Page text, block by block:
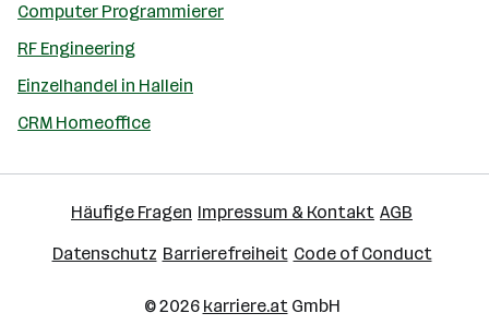
Computer Programmierer
RF Engineering
Einzelhandel in Hallein
CRM Homeoffice
Häufige Fragen Impressum & Kontakt AGB
Datenschutz Barrierefreiheit Code of Conduct
© 2026 karriere.atGmbH